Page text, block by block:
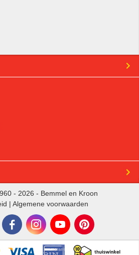
- 2026 - Bemmel en Kroon
| Algemene voorwaarden